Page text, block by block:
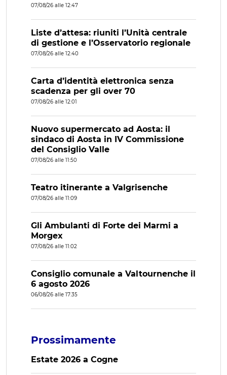
07/08/26 alle 12:47
Liste d’attesa: riuniti l’Unità centrale
di gestione e l’Osservatorio regionale
07/08/26 alle 12:40
Carta d’identità elettronica senza
scadenza per gli over 70
07/08/26 alle 12:01
Nuovo supermercato ad Aosta: il
sindaco di Aosta in IV Commissione
del Consiglio Valle
07/08/26 alle 11:50
Teatro itinerante a Valgrisenche
07/08/26 alle 11:09
Gli Ambulanti di Forte dei Marmi a
Morgex
07/08/26 alle 11:02
Consiglio comunale a Valtournenche il
6 agosto 2026
06/08/26 alle 17:35
Prossimamente
Estate 2026 a Cogne